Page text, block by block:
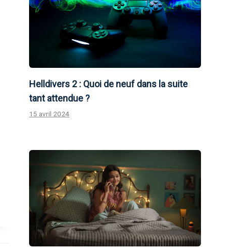
Helldivers 2 : Quoi de neuf dans la suite
tant attendue ?
15 avril 2024